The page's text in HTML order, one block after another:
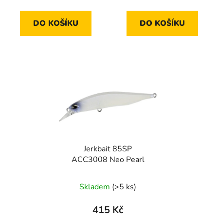
DO KOŠÍKU DO KOŠÍKU
Jerkbait 85SP
ACC3008 Neo Pearl
Skladem (>5 ks)
415 Kč